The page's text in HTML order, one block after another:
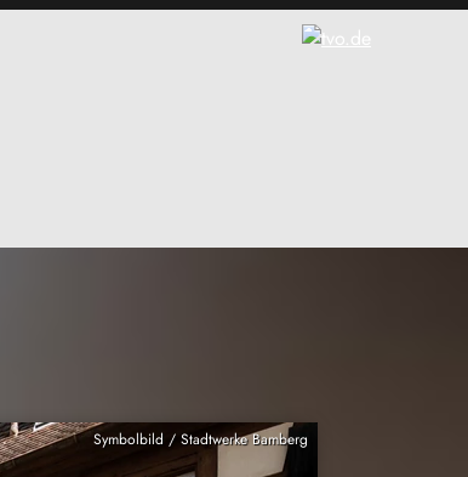
Symbolbild / Stadtwerke Bamberg